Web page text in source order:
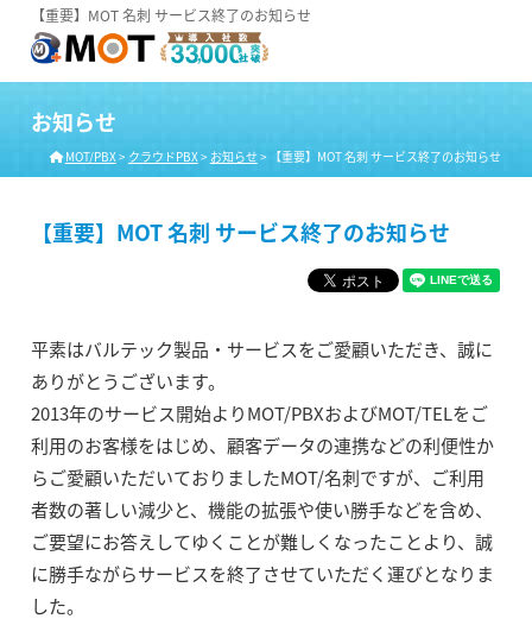
【重要】MOT 名刺 サービス終了のお知らせ
お知らせ
MOT/PBX> クラウドPBX> お知らせ> 【重要】MOT 名刺 サービス終了のお知らせ
【重要】MOT 名刺 サービス終了のお知らせ
平素はバルテック製品・サービスをご愛顧いただき、誠に
ありがとうございます。
2013年のサービス開始よりMOT/PBXおよびMOT/TELをご
利用のお客様をはじめ、顧客データの連携などの利便性か
らご愛顧いただいておりましたMOT/名刺ですが、ご利用
者数の著しい減少と、機能の拡張や使い勝手などを含め、
ご要望にお答えしてゆくことが難しくなったことより、誠
に勝手ながらサービスを終了させていただく運びとなりま
した。